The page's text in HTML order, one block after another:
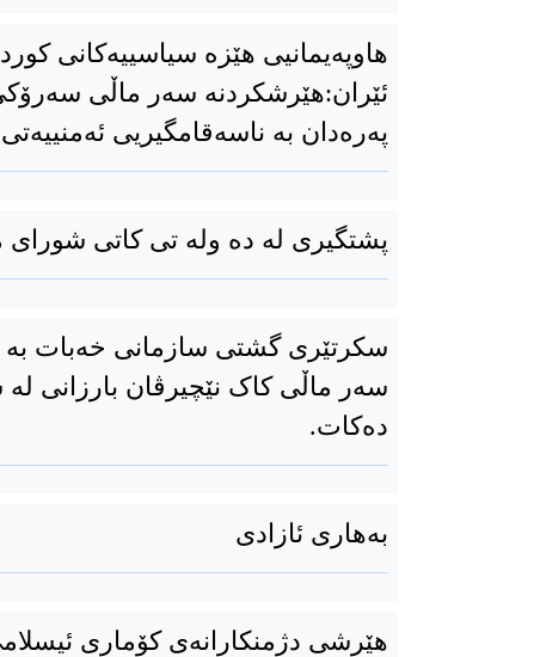
هاوپەیمانیی هێزە سیاسییەکانی
ئێران:هێرشکردنە سەر ماڵی
پەرەدان بە ناسەقامگیریی
پشتگیری له ده وله تی کاتی
سکرتێری گشتی سازمانی خەبات بە
سەر ماڵی کاک نێچیرڤان بارزانی
دەکات.
بەهاری ئازادی
هێرشی دژمنکارانەی کۆماری